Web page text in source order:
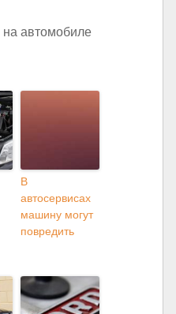
В
автосервисах
машину могут
повредить